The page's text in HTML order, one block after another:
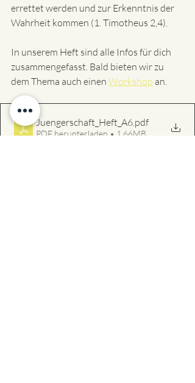
errettet werden und zur Erkenntnis der
Wahrheit kommen (1. Timotheus 2,4).
In unserem Heft sind alle Infos für dich
zusammengefasst. Bald bieten wir zu
dem Thema auch einen Workshop an.
Juengerschaft_Heft_A6.pdf
PDF herunterladen • 1.66MB